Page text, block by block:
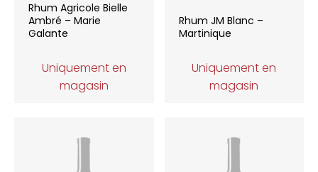
Rhum Agricole Bielle
Ambré – Marie
Galante
Uniquement en
magasin
Rhum JM Blanc –
Martinique
Uniquement en
magasin